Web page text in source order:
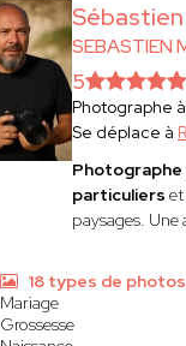
Sébastien
SEBASTIEN
5
Photographe à
Se déplace à
particuliers et
paysages.
18 types de photos
Mariage
Grossesse